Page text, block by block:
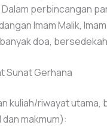
perbincangan
Imam Malik,
doa,
Sunat Gerhana
kuliah/riwayat
makmum):